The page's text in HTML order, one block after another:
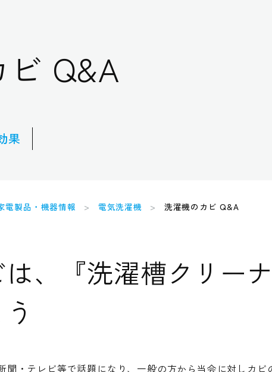
Q&A
果
電製品・機器情報 電気洗濯機 洗濯機のカビ Q&A
、『洗濯槽クリー
聞・テレビ等で話題になり、一般の方から当会に対しカビ